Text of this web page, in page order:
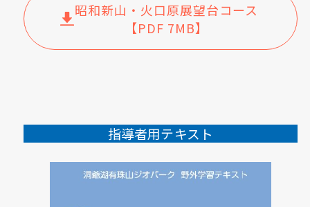
昭和新山・火口原展望台コース
【PDF 7MB】
指導者用テキスト